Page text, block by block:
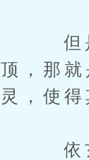
但是直
顶，那
灵，使
依玄羽